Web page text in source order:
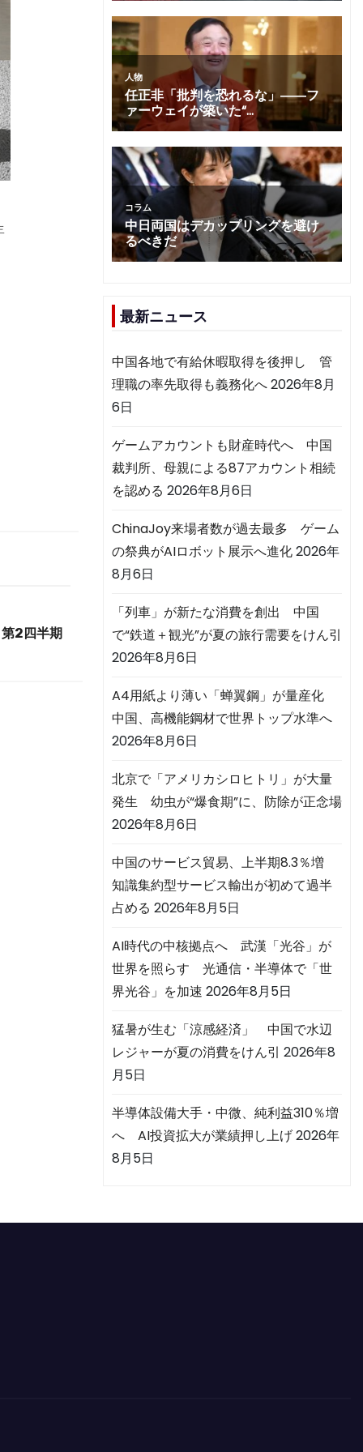
2四半期
最新ニュース
中国各地で有給休暇取得を後押し 管
理職の率先取得も義務化へ2026年8月
6日
ゲームアカウントも財産時代へ 中国
裁判所、母親による87アカウント相続
を認める 2026年8月6日
ChinaJoy来場者数が過去最多 ゲーム
の祭典がAIロボット展示へ進化2026年
8月6日
「列車」が新たな消費を創出 中国
で“鉄道＋観光”が夏の旅行需要をけん引
2026年8月6日
A4用紙より薄い「蝉翼鋼」が量産化
中国、高機能鋼材で世界トップ水準へ
2026年8月6日
北京で「アメリカシロヒトリ」が大量
発生 幼虫が“爆食期”に、防除が正念場
2026年8月6日
中国のサービス貿易、上半期8.3％増
知識集約型サービス輸出が初めて過半
占める 2026年8月5日
AI時代の中核拠点へ 武漢「光谷」が
世界を照らす 光通信・半導体で「世
界光谷」を加速 2026年8月5日
猛暑が生む「涼感経済」 中国で水辺
レジャーが夏の消費をけん引 2026年8
月5日
半導体設備大手・中微、純利益310％増
へ AI投資拡大が業績押し上げ2026年
8月5日